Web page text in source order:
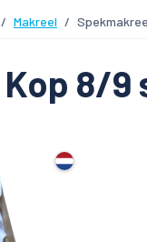
Makreel
8/9